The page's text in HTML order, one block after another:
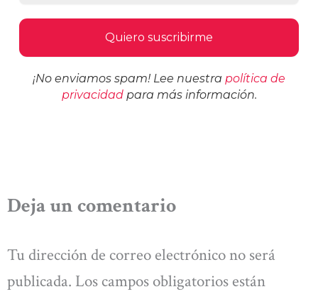
¡No enviamos spam! Lee nuestra política de
privacidadpara más información.
Deja un comentario
Tu dirección de correo electrónico no será
publicada. Los campos obligatorios están